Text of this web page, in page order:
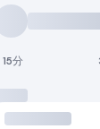
15分